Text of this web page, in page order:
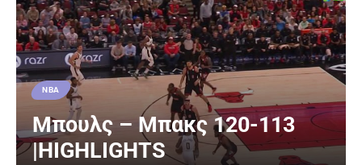
ΝΒΑ
Μπουλς – Μπακς 120-113
|HIGHLIGHTS